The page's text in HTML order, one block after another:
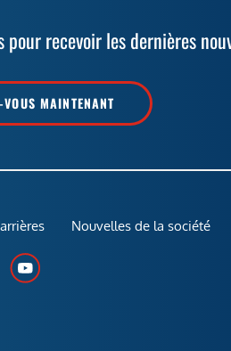
pour recevoir les dernières
VOUS MAINTENANT
Nouvelles de la société